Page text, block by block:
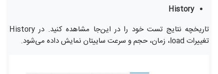
History
تاریخچه نتایج تست خود را در این‌جا مشاهده کنید. در History
تغییرات load، زمان، حجم و سرعت ساییتان نمایش داده می‌شود.